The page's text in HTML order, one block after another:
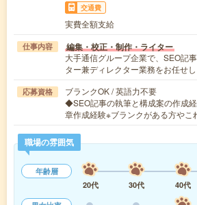
交通費
実費全額支給
仕事内容 編集・校正・制作・ライター
大手通信グループ企業で、SEO記
ター兼ディレクター業務をお任せ
応募資格
ブランクOK / 英語力不要
◆SEO記事の執筆と構成案の作成
章作成経験※ブランクがある方や
職場の雰囲気
年齢層
20代
30代 40代